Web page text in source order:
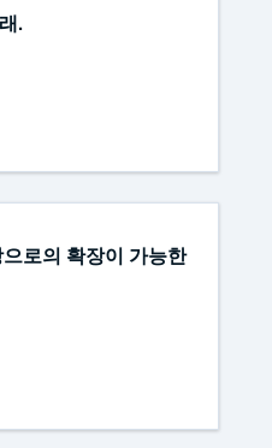
.
로의 확장이 가능한